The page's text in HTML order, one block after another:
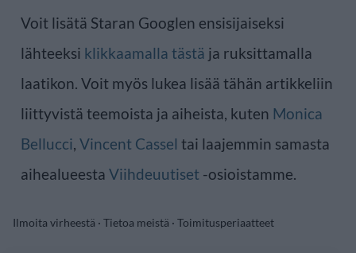
Voit lisätä Staran Googlen ensisijaiseksi
lähteeksi klikkaamalla tästä ja ruksittamalla
laatikon. Voit myös lukea lisää tähän artikkeliin
liittyvistä teemoista ja aiheista, kuten Monica
Bellucci Vincent Cassel tai laajemmin samasta
aihealueesta Viihdeuutiset -osioistamme.
Ilmoita virheestä · Tietoa meistä · Toimitusperiaatteet